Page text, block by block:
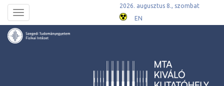
Toggle
navigation
2026. augusztus 8., szombat
EN